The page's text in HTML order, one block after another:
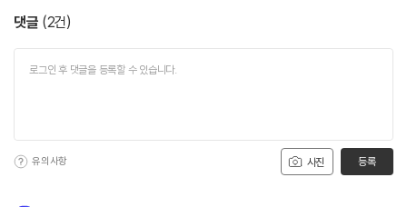
댓글 (2건)
사진
유의사항 등록